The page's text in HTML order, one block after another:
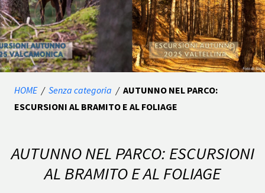
HOME / Senza categoria / AUTUNNO NEL PARCO:
ESCURSIONI AL BRAMITO E AL FOLIAGE
AUTUNNO NEL PARCO: ESCURSIONI
AL BRAMITO E AL FOLIAGE